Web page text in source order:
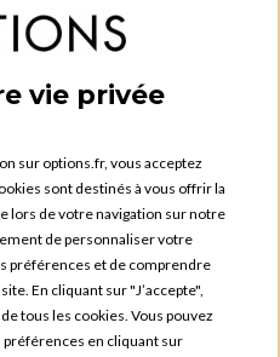
(Othée)
:
Service Commercial :
: 09:00h à 17:00h
: Fermé
enlèvements et retours des
:
vie privée
sur options.fr, vous acceptez
sont destinés à vous offrir la
lors de votre navigation sur notre
de personnaliser votre
préférences et de comprendre
En cliquant sur "J’accepte",
tous les cookies. Vous pouvez
en cliquant sur